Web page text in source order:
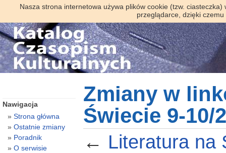
Nasza strona internetowa używa plików cookie (tzw.
przeglądarce, dzięki
Zmiany w
Świecie 9-10/
← Literatura na
Nawigacja
Strona główna
Ostatnie zmiany
Poradnik
O serwisie